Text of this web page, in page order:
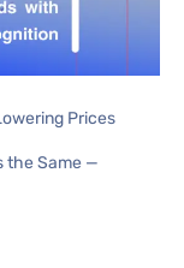
Prices
the Same —